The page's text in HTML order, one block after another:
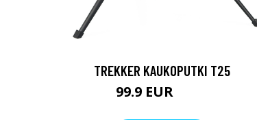
TREKKER KAUKOPUTKI T25
99.9 EUR